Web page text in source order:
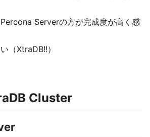
Serverの方が完成度が高く感
（XtraDB!!）
Cluster